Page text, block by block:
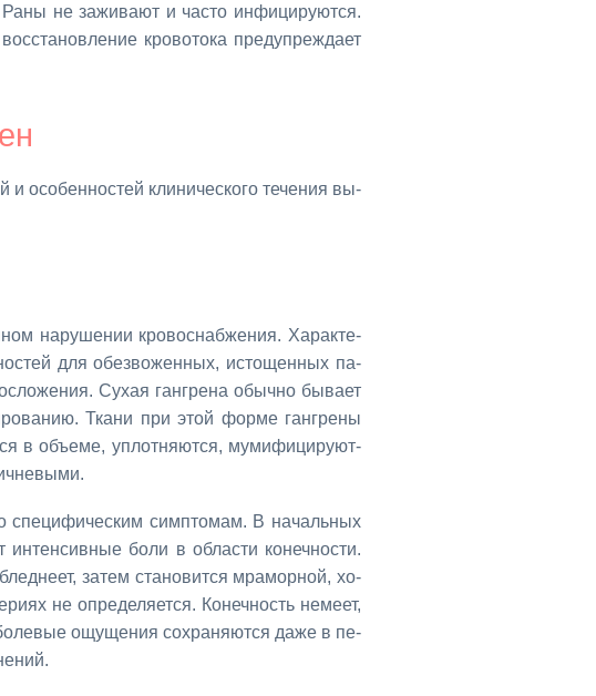
не за­жи­ва­ют и ча­сто ин­фи­ци­ру­ют­ся.
кро­во­то­ка пре­ду­пре­жда­ет
и осо­бен­но­стей кли­ни­че­ско­го те­че­ния вы­
на­ру­ше­нии кро­во­снаб­же­ния. Ха­рак­те­
для обез­во­жен­ных, ис­то­щен­ных па­
Су­хая ган­гре­на обыч­но бы­ва­ет
Тка­ни при этой фор­ме ган­гре­ны
в объ­е­ме, уплот­ня­ют­ся, му­ми­фи­ци­ру­ют­
спе­ци­фи­че­ским симп­то­мам. В на­чаль­ных
бо­ли в об­ла­сти ко­неч­но­сти.
за­тем ста­но­вит­ся мра­мор­ной, хо­
не опре­де­ля­ет­ся. Ко­неч­ность неме­ет,
ощу­ще­ния со­хра­ня­ют­ся да­же в пе­